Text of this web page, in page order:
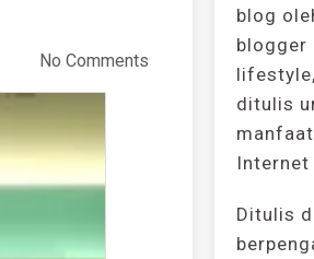
No Comments
blog
blogger
ditulis
Internet
Ditulis